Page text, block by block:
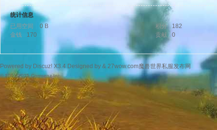
统计信息
已用空间
0 B 积分
182
金钱
170 贡献 0
Powered by Discuz! X3.4 Designed by & 27wow.com魔兽世界私服发布网
© 2001-2025Comsenz Inc.